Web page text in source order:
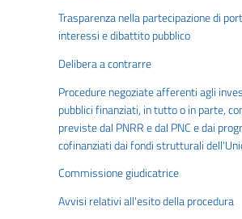
Trasparenza nella partecipazione di
interessi e dibattito pubblico
Delibera a contrarre
Procedure negoziate afferenti agli
pubblici finanziati, in tutto o in parte,
previste dal PNRR e dal PNC e dai
cofinanziati dai fondi strutturali
Commissione giudicatrice
Avvisi relativi all'esito della procedura